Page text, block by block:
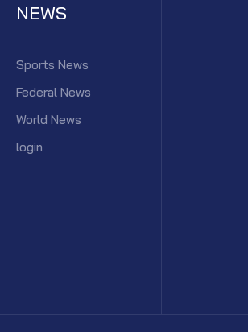
NEWS
Sports News
Federal News
World News
login